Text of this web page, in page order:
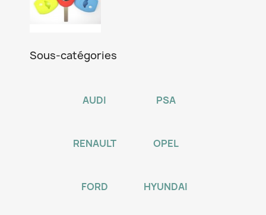
Sous-catégories
AUDI PSA
RENAULT OPEL
FORD HYUNDAI